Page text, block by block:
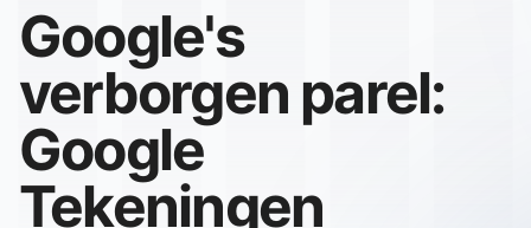
Google's
verborgen parel:
Google
Tekeningen